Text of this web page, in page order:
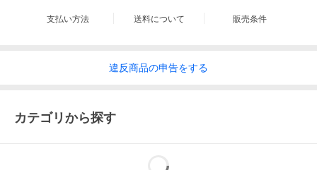
支払い方法 送料について 販売条件
違反商品の申告をする
カテゴリから探す